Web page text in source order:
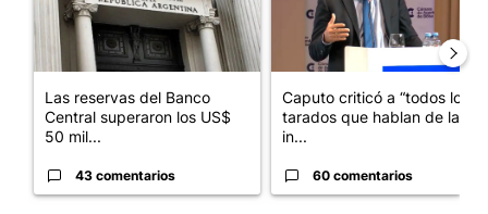
Las reservas del Banco
Central superaron los US$
50 mil...
43 comentarios
Caputo criticó a “todos los
tarados que hablan de la
in...
60 comentarios